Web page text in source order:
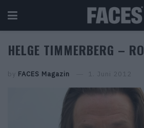
HELGE TIMMERBERG –
by FACES Magazin 1. Juni 2012